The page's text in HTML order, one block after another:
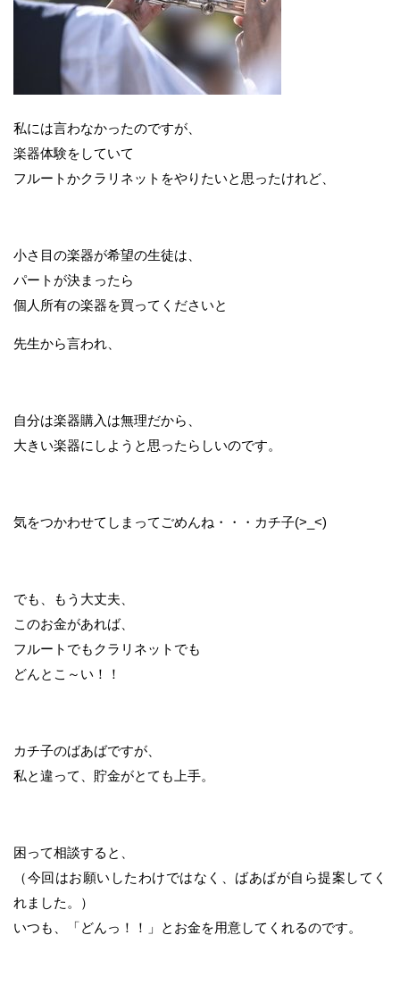
私には言わなかったのですが、
楽器体験をしていて
フルートかクラリネットをやりたいと思ったけれど、
小さ目の楽器が希望の生徒は、
パートが決まったら
個人所有の楽器を買ってくださいと
先生から言われ、
自分は楽器購入は無理だから、
大きい楽器にしようと思ったらしいのです。
気をつかわせてしまってごめんね・・・カチ子(>_<)
でも、もう大丈夫、
このお金があれば、
フルートでもクラリネットでも
どんとこ～い！！
カチ子のばあばですが、
私と違って、貯金がとても上手。
困って相談すると、
（今回はお願いしたわけではなく、ばあばが自ら提案してく
れました。）
いつも、「どんっ！！」とお金を用意してくれるのです。